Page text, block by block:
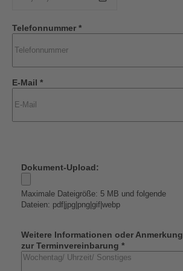
Telefonnummer *
E-Mail *
Dokument-Upload:
Maximale Dateigröße: 5 MB und folgende
Dateien: pdf|jpg|png|gif|webp
Weitere Informationen oder Anmerkung
zur Terminvereinbarung *